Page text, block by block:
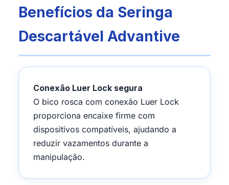
Benefícios da Seringa
Descartável Advantive
Conexão Luer Lock segura
O bico rosca com conexão Luer Lock
proporciona encaixe firme com
dispositivos compatíveis, ajudando a
reduzir vazamentos durante a
manipulação.